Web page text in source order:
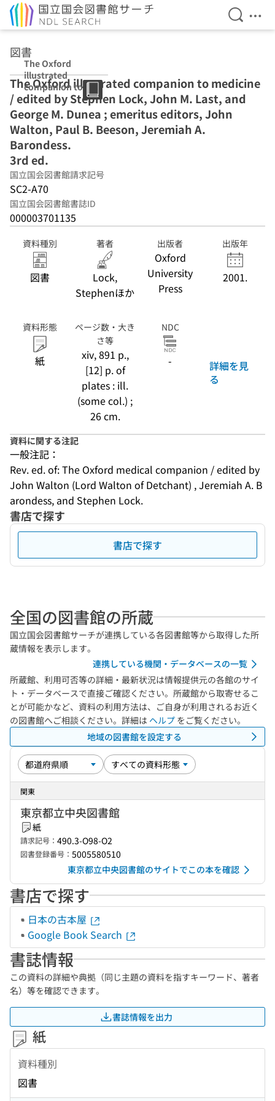
検索を
メ
図書
The Oxford
illustrated
companion to
medicine /
edited by
Stephen Lock,
John M. Last,
and George M.
Dunea ;
emeritus
editors, John
Walton, Paul B.
Beeson,
Jeremiah A.
Barondess. 3rd
ed.
The Oxford illustrated companion to medicine
/ edited by Stephen Lock, John M. Last, and
George M. Dunea ; emeritus editors, John
Walton, Paul B. Beeson, Jeremiah A.
Barondess.
3rd ed.
国立国会図書館請求記号
SC2-A70
国立国会図書館書誌ID
000003701135
資料種別
図書
著者
Lock,
Stephenほか
出版者
Oxford
University
Press
出版年
2001.
資料形態
紙
ページ数・大き
さ等
xiv, 891 p.,
[12] p. of
plates : ill.
(some col.) ;
26 cm.
NDC
-
詳細を見
る
資料に関する注記
一般注記：
Rev. ed. of: The Oxford medical companion / edited by
John Walton (Lord Walton of Detchant) , Jeremiah A. B
arondess, and Stephen Lock.
書店で探す
書店で探す
全国の図書館の所蔵
国立国会図書館サーチが連携している各図書館等から取得した所
蔵情報を表示します。
連携している機関・データベースの一覧
所蔵館、利用可否等の詳細・最新状況は情報提供元の各館のサイ
ト・データベースで直接ご確認ください。所蔵館から取寄せるこ
とが可能かなど、資料の利用方法は、ご自身が利用されるお近く
の図書館へご相談ください。詳細は ヘルプ をご覧ください。
地域の図書館を設定する
関東
東京都立中央図書館
紙
請求記号： 490.3-O98-O2
図書登録番号： 5005580510
東京都立中央図書館のサイトでこの本を確認
書店で探す
日本の古本屋
Google Book Search
書誌情報
この資料の詳細や典拠（同じ主題の資料を指すキーワード、著者
名）等を確認できます。
書誌情報を出力
紙
資料種別
図書